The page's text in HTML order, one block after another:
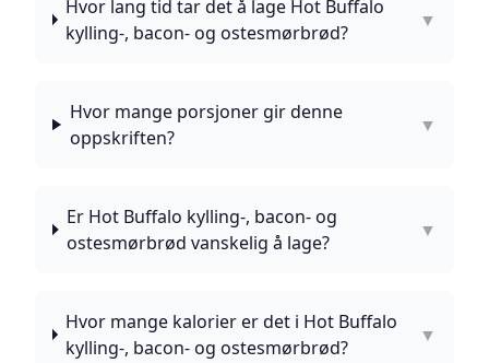
Hvor lang tid tar det å lage Hot Buffalo
kylling-, bacon- og ostesmørbrød?
▼
Hvor mange porsjoner gir denne
oppskriften?
▼
Er Hot Buffalo kylling-, bacon- og
ostesmørbrød vanskelig å lage?
▼
Hvor mange kalorier er det i Hot Buffalo
kylling-, bacon- og ostesmørbrød?
▼